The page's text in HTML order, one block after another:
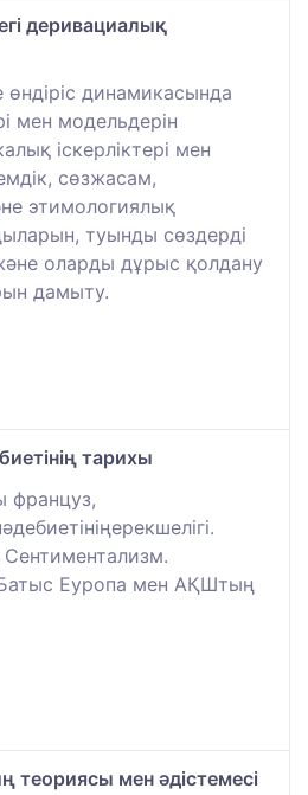
деривациалық
өндіріс динамикасында
мен модельдерін
іскерліктері мен
сөзжасам,
этимологиялық
туынды сөздерді
оларды дұрыс қолдану
дамыту.
тарихы
француз,
Сентиментализм.
Еуропа мен АҚШтың
мен әдістемесі